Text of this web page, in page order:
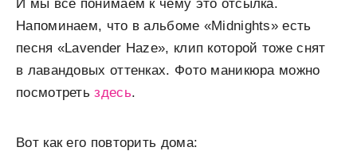
И мы все понимаем к чему это отсылка.
Напоминаем, что в альбоме «Midnights» есть
песня «Lavender Haze», клип которой тоже снят
в лавандовых оттенках. Фото маникюра можно
посмотретьздесь.
Вот как его повторить дома: